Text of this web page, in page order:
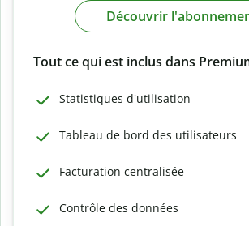
Découvrir
Tout ce qui est inclus dans
Statistiques d'utilisation
Tableau de bord des utilisateurs
Facturation centralisée
Contrôle des données